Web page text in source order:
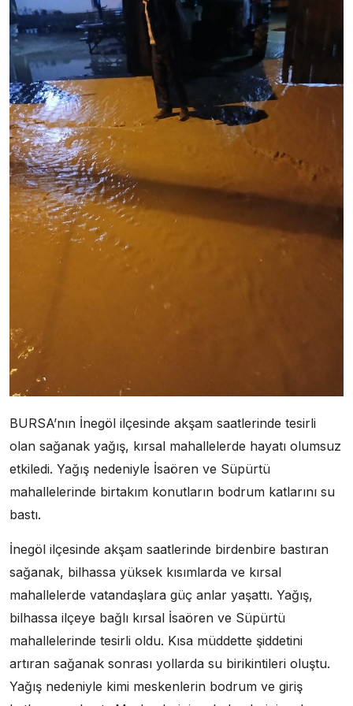
BURSA’nın İnegöl ilçesinde akşam saatlerinde tesirli
olan sağanak yağış, kırsal mahallelerde hayatı olumsuz
etkiledi. Yağış nedeniyle İsaören ve Süpürtü
mahallelerinde birtakım konutların bodrum katlarını su
bastı.
İnegöl ilçesinde akşam saatlerinde birdenbire bastıran
sağanak, bilhassa yüksek kısımlarda ve kırsal
mahallelerde vatandaşlara güç anlar yaşattı. Yağış,
bilhassa ilçeye bağlı kırsal İsaören ve Süpürtü
mahallelerinde tesirli oldu. Kısa müddette şiddetini
artıran sağanak sonrası yollarda su birikintileri oluştu.
Yağış nedeniyle kimi meskenlerin bodrum ve giriş